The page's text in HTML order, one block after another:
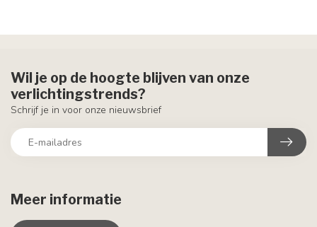
Meer informatie
Wil je op de hoogte blijven van onze
verlichtingstrends?
Schrijf je in voor onze nieuwsbrief